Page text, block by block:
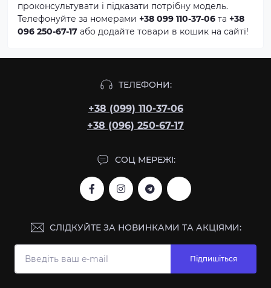
проконсультувати і підказати потрібну модель.
Телефонуйте за номерами +38 099 110-37-06 та +38
096 250-67-17 або додайте товари в кошик на сайті!
ТЕЛЕФОНИ:
+38 (099) 110-37-06
+38 (096) 250-67-17
СОЦ МЕРЕЖІ:
СЛІДКУЙТЕ ЗА НОВИНКАМИ ТА АКЦІЯМИ:
Підпишіться